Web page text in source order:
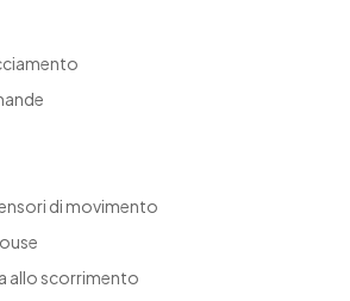
di movimento
allo scorrimento